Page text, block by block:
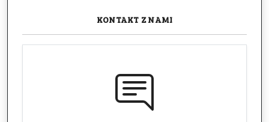
KONTAKT Z NAMI